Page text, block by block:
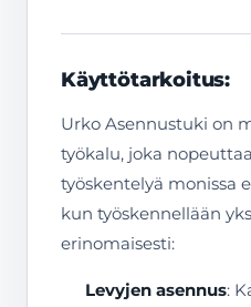
Käyttötarkoitus:
Urko Asennustuki on
työkalu, joka
työskentelyä monissa
kun työskennellään
erinomaisesti:
Levyjen asennus: